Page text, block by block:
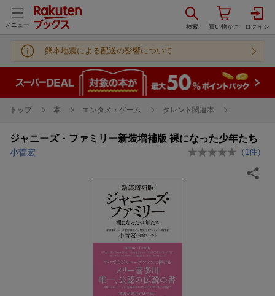
メニュー
熊本地震による配送の影響について
トップ 本 エンタメ・ゲーム タレント関連本
ジャニーズ・ファミリー新装増補版 裸になった少年たち
小菅宏 （ 1 件）